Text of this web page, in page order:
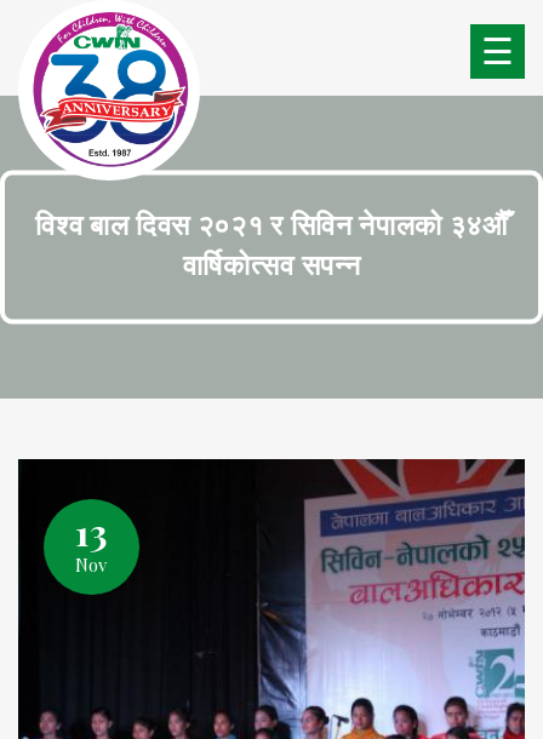
☰
विश्व बाल दिवस २०२१ र सिविन नेपालको ३४औँ
वार्षिकोत्सव सपन्न
13
Nov